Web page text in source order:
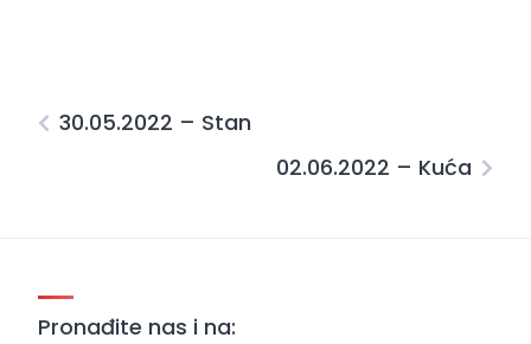
30.05.2022 – Stan
02.06.2022 – Kuća
Pronađite nas i na: